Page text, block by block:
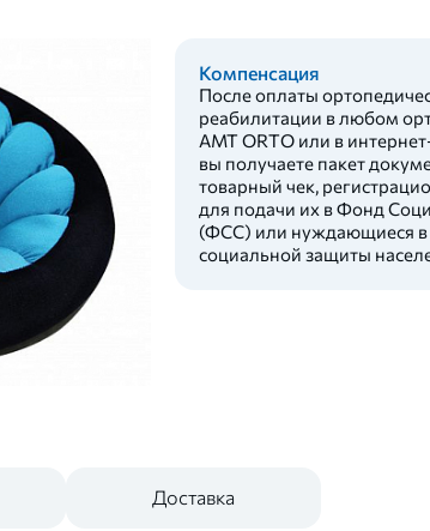
Компенсация
После оплаты
реабилитации в любом
AMT ORTO или в
вы получаете пакет
товарный чек,
для подачи их в Фонд
(ФСС) или нуждающиеся в
социальной защиты
Доставка